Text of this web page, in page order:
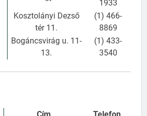
1933
Kosztolányi Dezső
tér 11.
(1) 466-
8869
Bogáncsvirág u. 11-
13.
(1) 433-
3540